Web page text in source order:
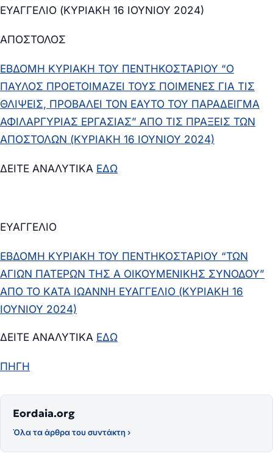
ΕΥΑΓΓΕΛΙΟ (ΚΥΡΙΑΚΗ 16 ΙΟΥΝΙΟΥ 2024)
ΑΠΟΣΤΟΛΟΣ
ΕΒΔΟΜΗ ΚΥΡΙΑΚΗ ΤΟΥ ΠΕΝΤΗΚΟΣΤΑΡΙΟΥ “Ο
ΠΑΥΛΟΣ ΠΡΟΕΤΟΙΜΑΖΕΙ ΤΟΥΣ ΠΟΙΜΕΝΕΣ ΓΙΑ ΤΙΣ
ΘΛΙΨΕΙΣ, ΠΡΟΒΑΛΕΙ ΤΟΝ ΕΑΥΤΟ ΤΟΥ ΠΑΡΑΔΕΙΓΜΑ
ΑΦΙΛΑΡΓΥΡΙΑΣ ΕΡΓΑΣΙΑΣ” ΑΠΟ ΤΙΣ ΠΡΑΞΕΙΣ ΤΩΝ
ΑΠΟΣΤΟΛΩΝ (ΚΥΡΙΑΚΗ 16 ΙΟΥΝΙΟΥ 2024)
ΔΕΙΤΕ ΑΝΑΛΥΤΙΚΑ ΕΔΩ
ΕΥΑΓΓΕΛΙΟ
ΕΒΔΟΜΗ ΚΥΡΙΑΚΗ ΤΟΥ ΠΕΝΤΗΚΟΣΤΑΡΙΟΥ “ΤΩΝ
ΑΓΙΩΝ ΠΑΤΕΡΩΝ ΤΗΣ Α ΟΙΚΟΥΜΕΝΙΚΗΣ ΣΥΝΟΔΟΥ”
ΑΠΟ ΤΟ ΚΑΤΑ ΙΩΑΝΝΗ ΕΥΑΓΓΕΛΙΟ (ΚΥΡΙΑΚΗ 16
ΙΟΥΝΙΟΥ 2024)
ΔΕΙΤΕ ΑΝΑΛΥΤΙΚΑ ΕΔΩ
ΠΗΓΗ
Eordaia.org
Όλα τα άρθρα του συντάκτη ›